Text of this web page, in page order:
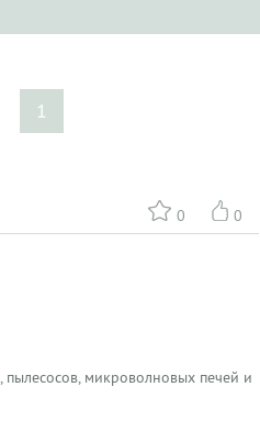
1
0 0
микроволновых печей и